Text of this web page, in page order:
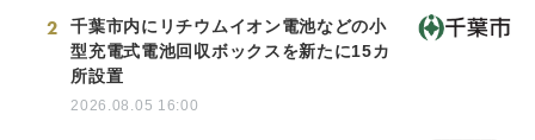
2
千葉市内にリチウムイオン電池などの小
型充電式電池回収ボックスを新たに15カ
所設置
2026.08.05 16:00